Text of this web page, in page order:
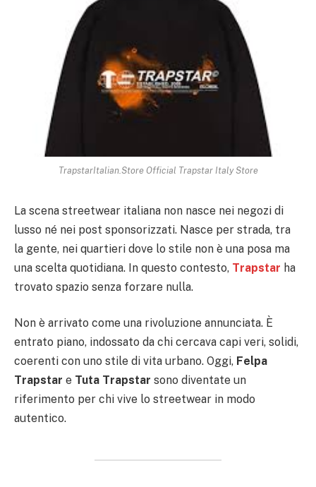
TrapstarItalian.Store Official Trapstar Italy Store
La scena streetwear italiana non nasce nei negozi di
lusso né nei post sponsorizzati. Nasce per strada, tra
la gente, nei quartieri dove lo stile non è una posa ma
una scelta quotidiana. In questo contesto, Trapstar ha
trovato spazio senza forzare nulla.
Non è arrivato come una rivoluzione annunciata. È
entrato piano, indossato da chi cercava capi veri, solidi,
coerenti con uno stile di vita urbano. Oggi, Felpa
Trapstar e Tuta Trapstar sono diventate un
riferimento per chi vive lo streetwear in modo
autentico.